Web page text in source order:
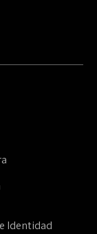
Identidad